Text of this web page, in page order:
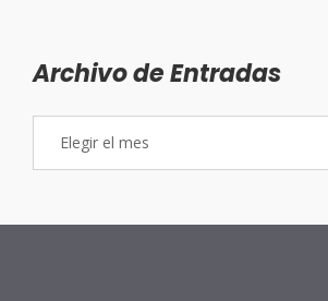
Archivo de Entradas